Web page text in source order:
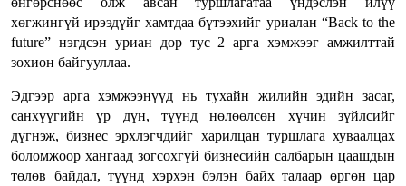
хөгжингүй ирээдүйг хамтдаа бүтээхийг уриалан “Back to the
future” нэгдсэн уриан дор тус 2 арга хэмжээг амжилттай
зохион байгууллаа.
Эдгээр арга хэмжээнүүд нь тухайн жилийн эдийн засаг,
санхүүгийн үр дүн, түүнд нөлөөлсөн хүчин зүйлсийг
дүгнэж, бизнес эрхлэгчдийг харилцан туршлага хуваалцах
боломжоор хангаад зогсохгүй бизнесийн салбарын цаашдын
төлөв байдал, түүнд хэрхэн бэлэн байх талаар өргөн цар